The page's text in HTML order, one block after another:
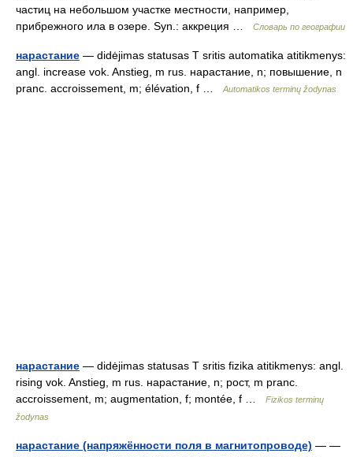
частиц на небольшом участке местности, например,
прибрежного ила в озере. Syn.: аккреция …
Словарь по географии
нарастание — didėjimas statusas T sritis automatika atitikmenys:
angl. increase vok. Anstieg, m rus. нарастание, n; повышение, n
pranc. accroissement, m; élévation, f …
Automatikos terminų žodynas
нарастание — didėjimas statusas T sritis fizika atitikmenys: angl.
rising vok. Anstieg, m rus. нарастание, n; рост, m pranc.
accroissement, m; augmentation, f; montée, f …
Fizikos terminų
žodynas
нарастание (напряжённости поля в магнитопроводе) — —